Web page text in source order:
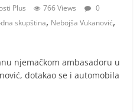
Plus 766 Views
0
skupština, Nebojša Vukanović,
njemačkom ambasadoru u
dotakao se i automobila